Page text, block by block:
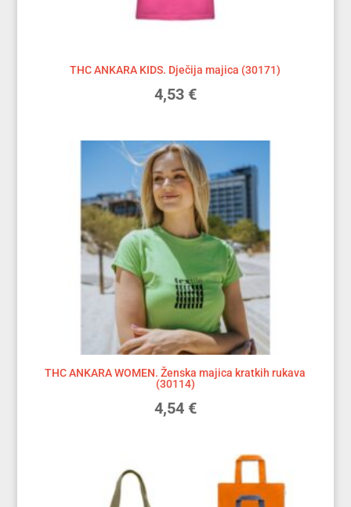
THC ANKARA KIDS. Dječija majica (30171)
4,53 €
THC ANKARA WOMEN. Ženska majica kratkih rukava
(30114)
4,54 €